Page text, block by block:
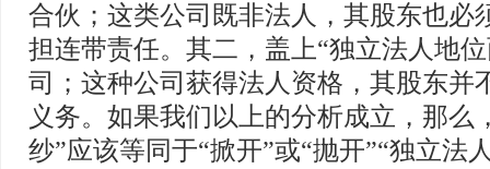
合伙；这类公司既非法人，其股东也必
担连带责任。其二，盖上“独立法人地
司；这种公司获得法人资格，其股东并
义务。如果我们以上的分析成立，那么
纱”应该等同于“掀开”或“抛开”“独立法